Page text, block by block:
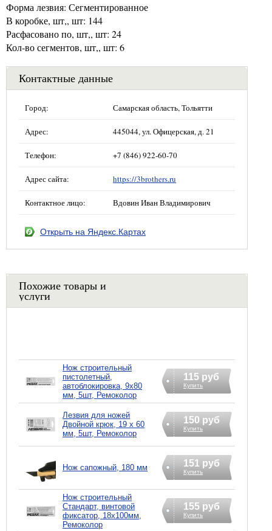
Форма лезвия: Сегментированное
В коробке, шт,, шт: 144
Расфасовано по, шт,, шт: 24
Кол-во сегментов, шт,, шт: 6
Контактные данные
Город: Самарская область, Тольятти
Адрес: 445044, ул. Офицерская, д. 21
Телефон: +7 (846) 922-60-70
Адрес сайта: https://3brothers.ru
Контактное лицо: Вдовин Иван Владимирович
Открыть на Яндекс.Картах
Похожие товары и
услуги
Нож строительный
пистолетный,
автоблокировка, 9х80
мм, 5шт, Ремоколор
115 руб
Купить
Лезвия для ножей
Двойной крюк, 19 х 60
мм, 5шт, Ремоколор
150 руб
Купить
Нож сапожный, 180 мм 151 руб
Купить
Нож строительный
Стандарт, винтовой
фиксатор, 18х100мм,
Ремоколор
155 руб
Купить